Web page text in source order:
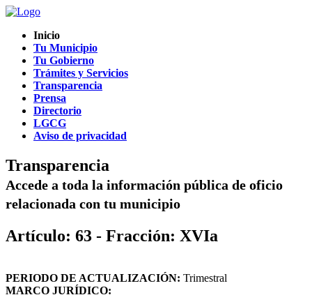
Inicio
Tu Municipio
Tu Gobierno
Trámites y Servicios
Transparencia
Prensa
Directorio
LGCG
Aviso de privacidad
Transparencia
Accede a toda la información pública de oficio
relacionada con tu municipio
Artículo: 63 - Fracción: XVIa
PERIODO DE ACTUALIZACIÓN: Trimestral
MARCO JURÍDICO: